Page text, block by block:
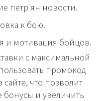
петр ян новости.
к бою.
и мотивация бойцов.
с максимальной
промокод
что позволит
и увеличить